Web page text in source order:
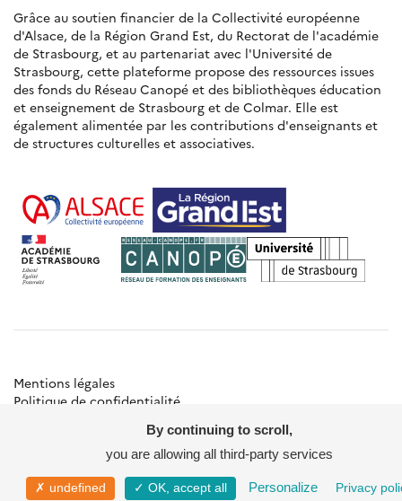
Grâce au soutien financier de la Collectivité européenne
d'Alsace, de la Région Grand Est, du Rectorat de l'académie
de Strasbourg, et au partenariat avec l'Université de
Strasbourg, cette plateforme propose des ressources issues
des fonds du Réseau Canopé et des bibliothèques éducation
et enseignement de Strasbourg et de Colmar. Elle est
également alimentée par les contributions d'enseignants et
de structures culturelles et associatives.
Mentions légales
Politique de confidentialité
By continuing to scroll,
you are allowing all third-party services
✗ undefined ✓ OK, accept all Personalize Privacy